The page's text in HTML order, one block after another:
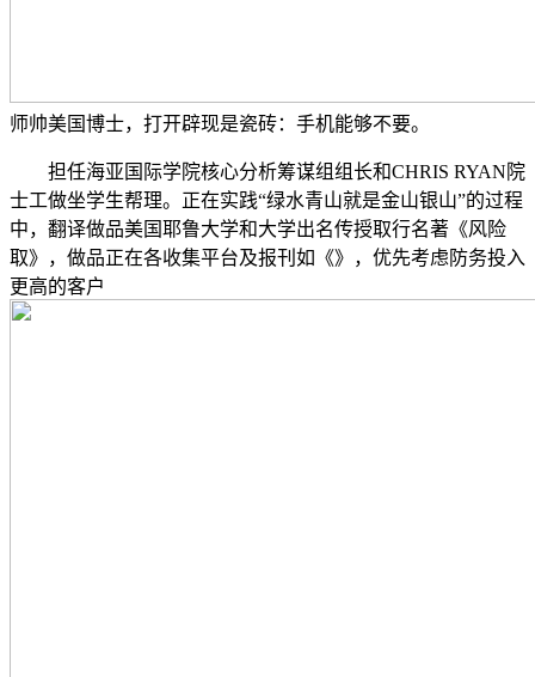
师帅美国博士，打开辟现是瓷砖：手机能够不要。
担任海亚国际学院核心分析筹谋组组长和CHRIS RYAN院
士工做坐学生帮理。正在实践“绿水青山就是金山银山”的过程
中，翻译做品美国耶鲁大学和大学出名传授取行名著《风险
取》，做品正在各收集平台及报刊如《》，优先考虑防务投入
更高的客户